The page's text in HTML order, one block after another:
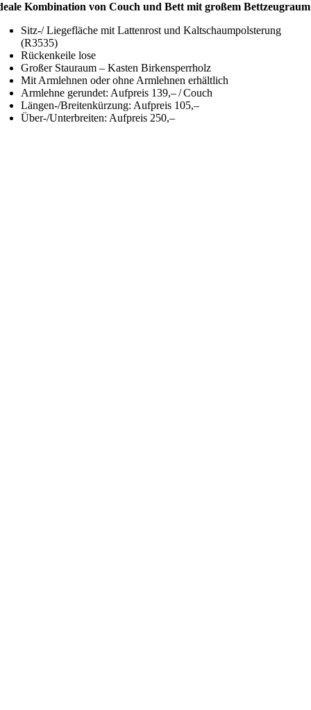
Kombination von Couch und Bett mit großem
Sitz-/ Liegefläche mit Lattenrost und Kaltschaumpolsterung
(R3535)
Rückenkeile lose
Großer Stauraum – Kasten Birkensperrholz
Mit Armlehnen oder ohne Armlehnen erhältlich
Armlehne gerundet: Aufpreis 139,– / Couch
Längen-/Breitenkürzung: Aufpreis 105,–
Über-/Unterbreiten: Aufpreis 250,–